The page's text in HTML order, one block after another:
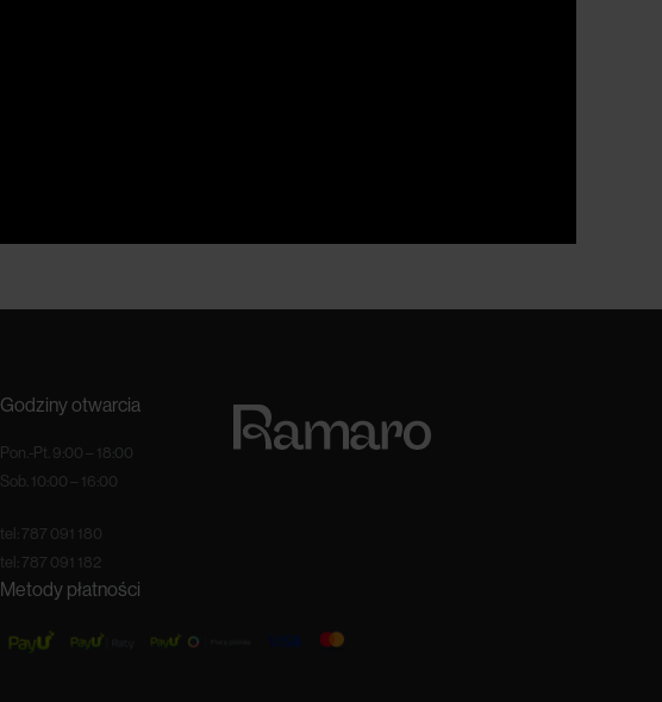
Godziny otwarcia
Pon.-Pt. 9:00 – 18:00
Sob. 10:00 – 16:00
tel: 787 091 180
tel: 787 091 182
Metody płatności